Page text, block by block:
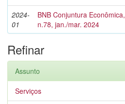
2024-
01
BNB Conjuntura Econômica,
n.78, jan./mar. 2024
Refinar
Assunto
Serviços